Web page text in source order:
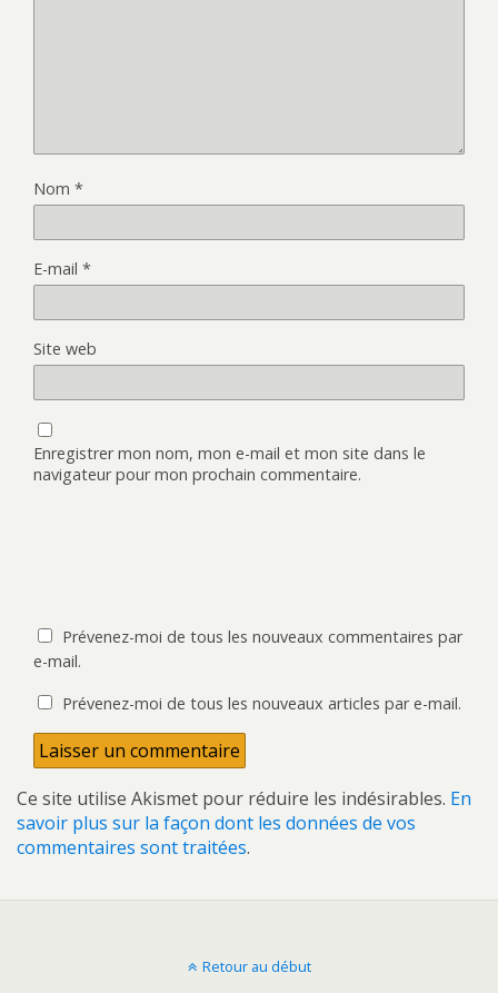
Nom *
E-mail *
Site web
Enregistrer mon nom, mon e-mail et mon site dans le
navigateur pour mon prochain commentaire.
Prévenez-moi de tous les nouveaux commentaires par
e-mail.
Prévenez-moi de tous les nouveaux articles par e-mail.
Ce site utilise Akismet pour réduire les indésirables. En
savoir plus sur la façon dont les données de vos
commentaires sont traitées.
Retour au début